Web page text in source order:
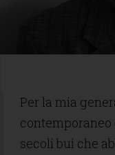
Per la mia
contemporaneo
secoli bui che